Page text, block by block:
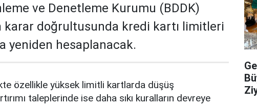
ve Denetleme Kurumu (BDDK)
karar doğrultusunda kredi kartı limitleri
yeniden hesaplanacak.
özellikle yüksek limitli kartlarda düşüş
taleplerinde ise daha sıkı kuralların devreye